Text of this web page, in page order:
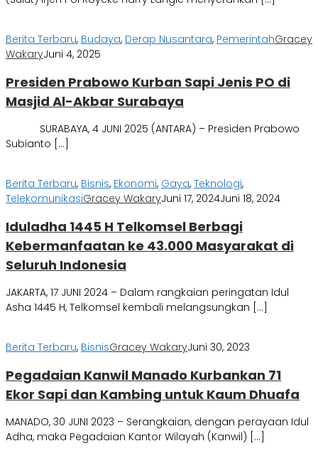
Berita Terbaru, Budaya, Derap Nusantara, PemerintahGracey
WakaryJuni 4, 2025
Presiden Prabowo Kurban Sapi Jenis PO di
Masjid Al-Akbar Surabaya
SURABAYA, 4 JUNI 2025 (ANTARA) – Presiden Prabowo
Subianto […]
Berita Terbaru, Bisnis, Ekonomi, Gaya, Teknologi,
TelekomunikasiGracey WakaryJuni 17, 2024Juni 18, 2024
Iduladha 1445 H Telkomsel Berbagi
Kebermanfaatan ke 43.000 Masyarakat di
Seluruh Indonesia
JAKARTA, 17 JUNI 2024 – Dalam rangkaian peringatan Idul
Asha 1445 H, Telkomsel kembali melangsungkan […]
Berita Terbaru, BisnisGracey WakaryJuni 30, 2023
Pegadaian Kanwil Manado Kurbankan 71
Ekor Sapi dan Kambing untuk Kaum Dhuafa
MANADO, 30 JUNI 2023 – Serangkaian, dengan perayaan Idul
Adha, maka Pegadaian Kantor Wilayah (Kanwil) […]